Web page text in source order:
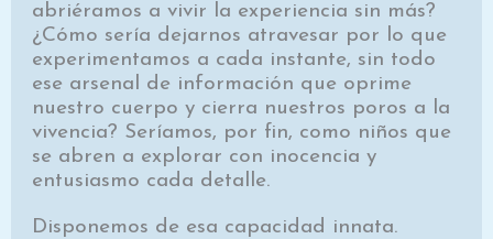
abriéramos a vivir la experiencia sin más?
¿Cómo sería dejarnos atravesar por lo que
experimentamos a cada instante, sin todo
ese arsenal de información que oprime
nuestro cuerpo y cierra nuestros poros a la
vivencia? Seríamos, por fin, como niños que
se abren a explorar con inocencia y
entusiasmo cada detalle.
Disponemos de esa capacidad innata.